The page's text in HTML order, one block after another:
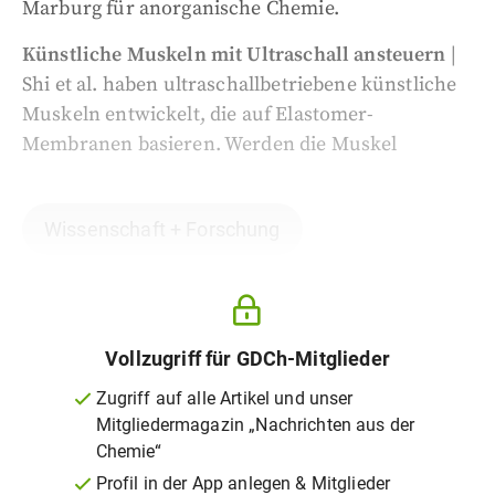
Marburg für anorganische Chemie.
Künstliche Muskeln mit Ultraschall ansteuern |
Shi et al. haben ultraschallbetriebene künstliche
Muskeln entwickelt, die auf Elastomer-
Membranen basieren. Werden die Muskel
Vollzugriff für GDCh-Mitglieder
Zugriff auf alle Artikel und unser
Mitgliedermagazin „Nachrichten aus der
Chemie“
Profil in der App anlegen & Mitglieder